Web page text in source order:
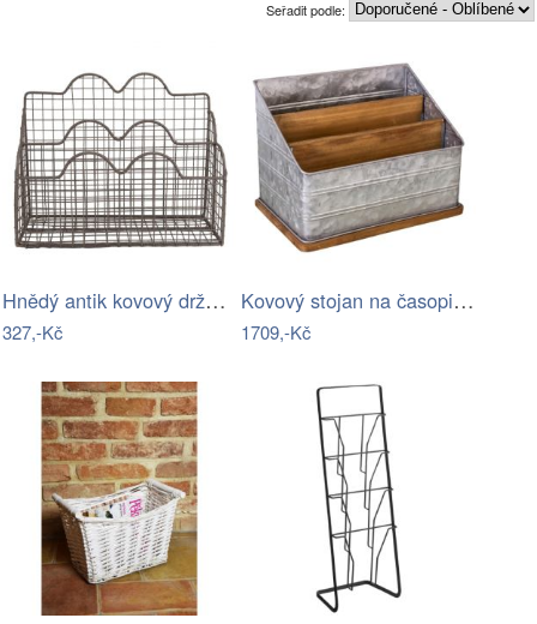
Seřadit podle:
Hnědý antik kovový držák na dopisy a…
327,-Kč
Kovový stojan na časopisy – Antic Line
1709,-Kč